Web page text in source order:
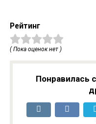
Рейтинг
( Пока оценок нет )
Понравилась